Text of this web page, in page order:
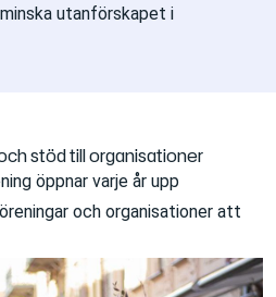
utanförskapet i
stöd till organisationer
öppnar varje år upp
och organisationer att